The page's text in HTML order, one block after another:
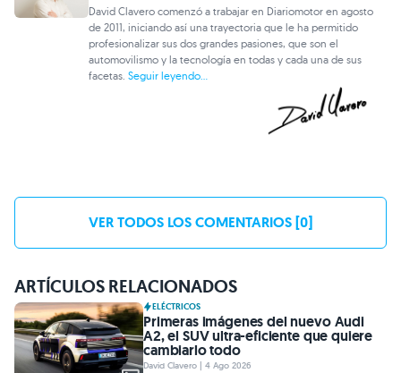
David Clavero comenzó a trabajar en Diariomotor en agosto
de 2011, iniciando así una trayectoria que le ha permitido
profesionalizar sus dos grandes pasiones, que son el
automovilismo y la tecnología en todas y cada una de sus
facetas.Seguir leyendo...
VER TODOS LOS COMENTARIOS [0]
ARTÍCULOS RELACIONADOS
ELÉCTRICOS
Primeras imágenes del nuevo Audi
A2, el SUV ultra-eficiente que quiere
cambiarlo todo
David Clavero | 4 Ago 2026